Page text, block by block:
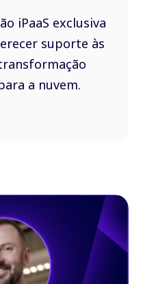
iPaaS exclusiva
suporte às
a nuvem.